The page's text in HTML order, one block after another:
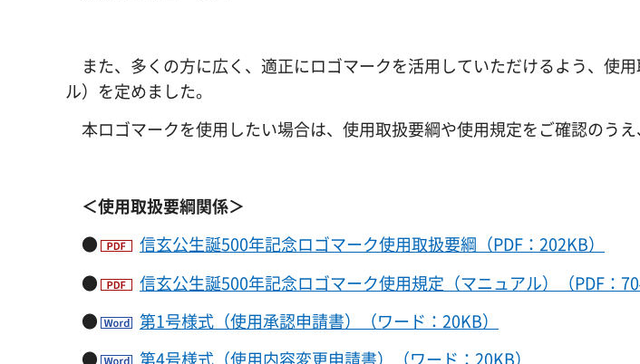
また、多くの方に広く、適正にロゴマークを活用していただけるよう、使
ル）を定めました。
本ロゴマークを使用したい場合は、使用取扱要綱や使用規定をご確認のうえ
＜使用取扱要綱関係＞
●
信玄公生誕500年記念ロゴマーク使用取扱要綱（PDF：202KB）
●
信玄公生誕500年記念ロゴマーク使用規定（マニュアル）（PDF：
●
第1号様式（使用承認申請書）（ワード：20KB）